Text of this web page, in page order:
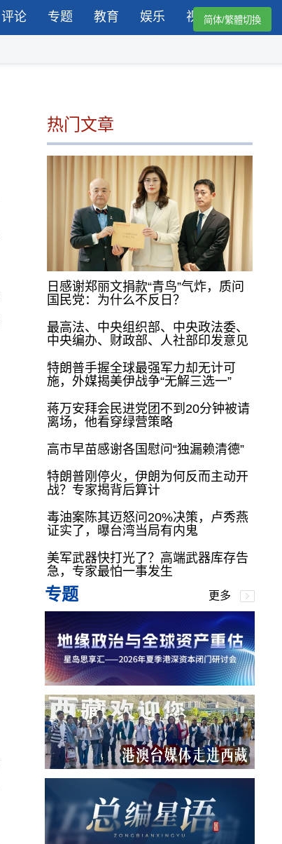
评论 专题 教育 娱乐 视频简体/繁體切換
热门文章
日感谢郑丽文捐款“青鸟”气炸，质问
国民党：为什么不反日？
最高法、中央组织部、中央政法委、
中央编办、财政部、人社部印发意见
特朗普手握全球最强军力却无计可
施，外媒揭美伊战争“无解三选一”
蒋万安拜会民进党团不到20分钟被请
离场，他看穿绿营策略
高市早苗感谢各国慰问“独漏赖清德”
特朗普刚停火，伊朗为何反而主动开
战？专家揭背后算计
毒油案陈其迈怒问20%决策，卢秀燕
证实了，曝台湾当局有内鬼
美军武器快打光了？高端武器库存告
急，专家最怕一事发生
专题 更多